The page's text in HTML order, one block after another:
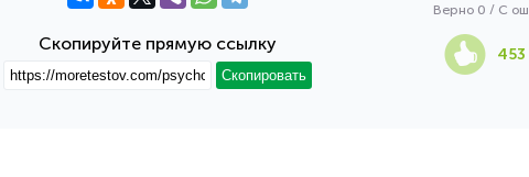
Скопируйте прямую ссылку
Скопировать
Верно 0 / С
453